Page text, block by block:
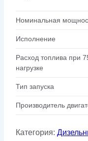
Номинальная
Исполнение
Расход топлива при
нагрузке
Тип запуска
Производитель
Категория: